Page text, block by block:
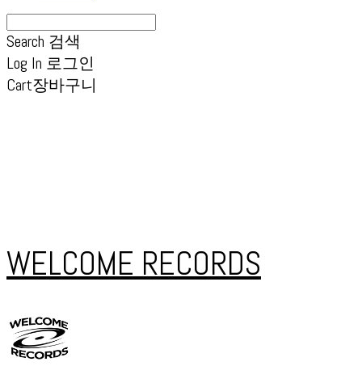
Search 검색
Log In 로그인
Cart장바구니
WELCOME RECORDS